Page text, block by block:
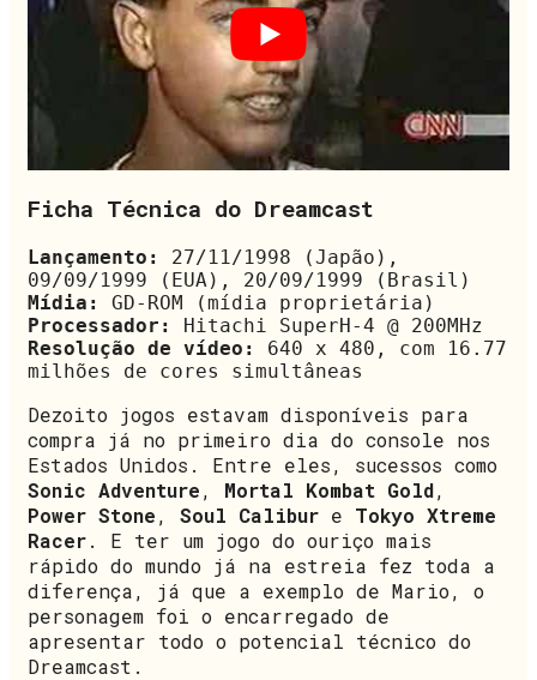
Ficha Técnica do Dreamcast
Lançamento:
27/11/1998 (Japão),
09/09/1999 (EUA), 20/09/1999 (Brasil)
Mídia: GD-ROM (mídia proprietária)
Processador:
Hitachi SuperH-4 @ 200MHz
Resolução de vídeo:
640 x 480, com 16.77
milhões de cores simultâneas
Dezoito jogos estavam disponíveis para
compra já no primeiro dia do console nos
Estados Unidos. Entre eles, sucessos como
Sonic Adventure, Mortal Kombat Gold,
Power Stone, Soul Calibur e Tokyo Xtreme
Racer. E ter um jogo do ouriço mais
rápido do mundo já na estreia fez toda a
diferença, já que a exemplo de Mario, o
personagem foi o encarregado de
apresentar todo o potencial técnico do
Dreamcast.